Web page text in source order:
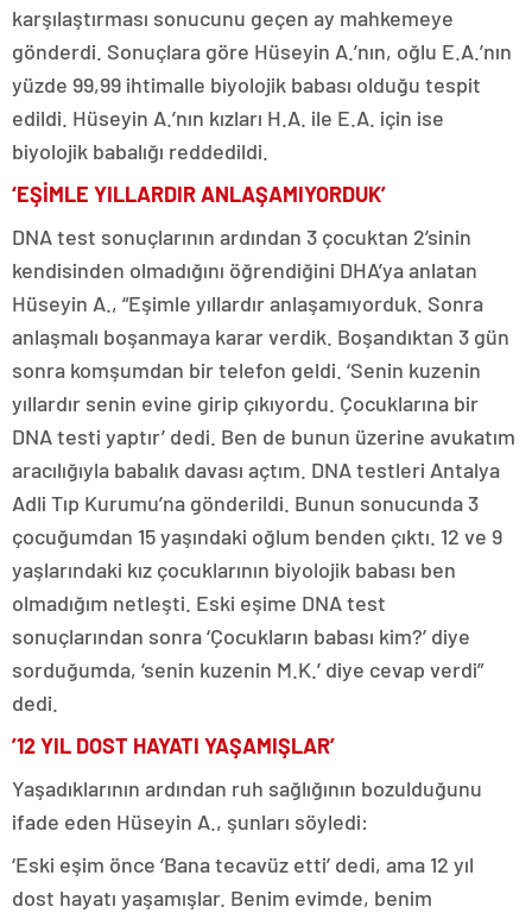
karşılaştırması sonucunu geçen ay mahkemeye
gönderdi. Sonuçlara göre Hüseyin A.’nın, oğlu E.A.’nın
yüzde 99,99 ihtimalle biyolojik babası olduğu tespit
edildi. Hüseyin A.’nın kızları H.A. ile E.A. için ise
biyolojik babalığı reddedildi.
‘EŞİMLE YILLARDIR ANLAŞAMIYORDUK’
DNA test sonuçlarının ardından 3 çocuktan 2’sinin
kendisinden olmadığını öğrendiğini DHA’ya anlatan
Hüseyin A., “Eşimle yıllardır anlaşamıyorduk. Sonra
anlaşmalı boşanmaya karar verdik. Boşandıktan 3 gün
sonra komşumdan bir telefon geldi. ‘Senin kuzenin
yıllardır senin evine girip çıkıyordu. Çocuklarına bir
DNA testi yaptır’ dedi. Ben de bunun üzerine avukatım
aracılığıyla babalık davası açtım. DNA testleri Antalya
Adli Tıp Kurumu’na gönderildi. Bunun sonucunda 3
çocuğumdan 15 yaşındaki oğlum benden çıktı. 12 ve 9
yaşlarındaki kız çocuklarının biyolojik babası ben
olmadığım netleşti. Eski eşime DNA test
sonuçlarından sonra ‘Çocukların babası kim?’ diye
sorduğumda, ‘senin kuzenin M.K.’ diye cevap verdi”
dedi.
’12 YIL DOST HAYATI YAŞAMIŞLAR’
Yaşadıklarının ardından ruh sağlığının bozulduğunu
ifade eden Hüseyin A., şunları söyledi:
‘Eski eşim önce ‘Bana tecavüz etti’ dedi, ama 12 yıl
dost hayatı yaşamışlar. Benim evimde, benim